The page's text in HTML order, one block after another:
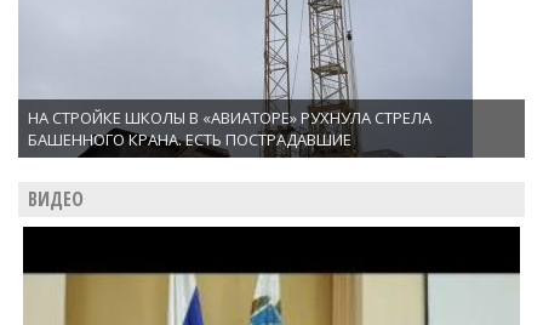
НА СТРОЙКЕ ШКОЛЫ В «АВИАТОРЕ» РУХНУЛА СТРЕЛА
БАШЕННОГО КРАНА. ЕСТЬ ПОСТРАДАВШИЕ
ВИДЕО